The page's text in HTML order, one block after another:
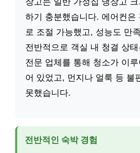
하기 충분했습니다. 에어컨은
로 조절 가능했고, 성능도 만
전반적으로 객실 내 청결 상
전문 업체를 통해 청소가 이
어 있었고, 먼지나 얼룩 등 불
못했습니다.
전반적인 숙박 경험